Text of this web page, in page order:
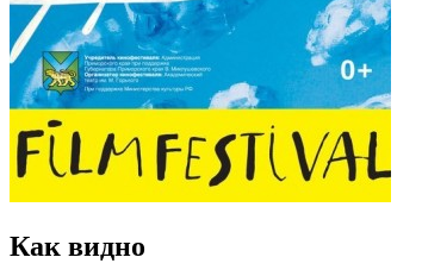
Как видно